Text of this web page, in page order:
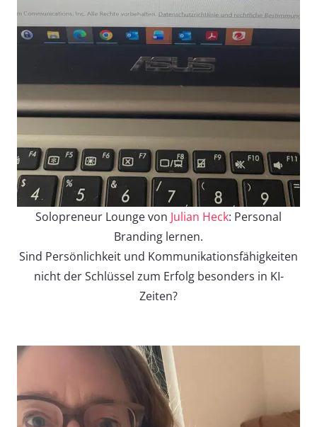
Solopreneur Lounge von Julian Heck: Personal
Branding lernen.
Sind Persönlichkeit und Kommunikationsfähigkeiten
nicht der Schlüssel zum Erfolg besonders in KI-
Zeiten?